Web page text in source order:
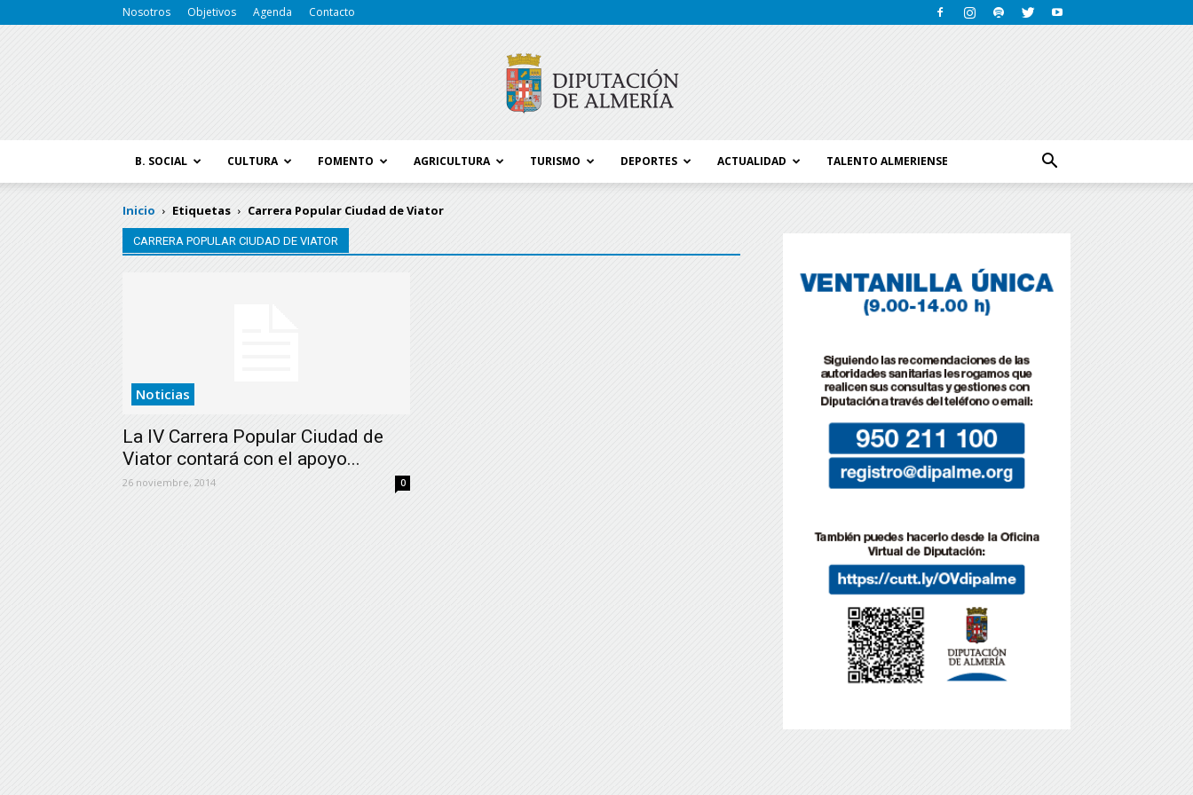
Nosotros Objetivos Agenda Contacto
B. SOCIAL CULTURA FOMENTO AGRICULTURA TURISMO DEPORTES ACTUALIDAD TALENTO ALMERIENSE
Inicio Etiquetas Carrera Popular Ciudad de Viator
CARRERA POPULAR CIUDAD DE VIATOR
Noticias
La IV Carrera Popular Ciudad de
Viator contará con el apoyo...
26 noviembre, 2014 0